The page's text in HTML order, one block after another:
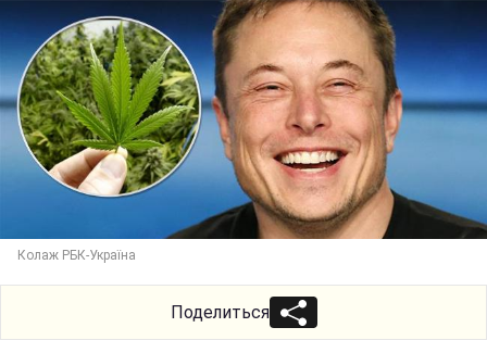
Колаж РБК-Україна
Поделиться